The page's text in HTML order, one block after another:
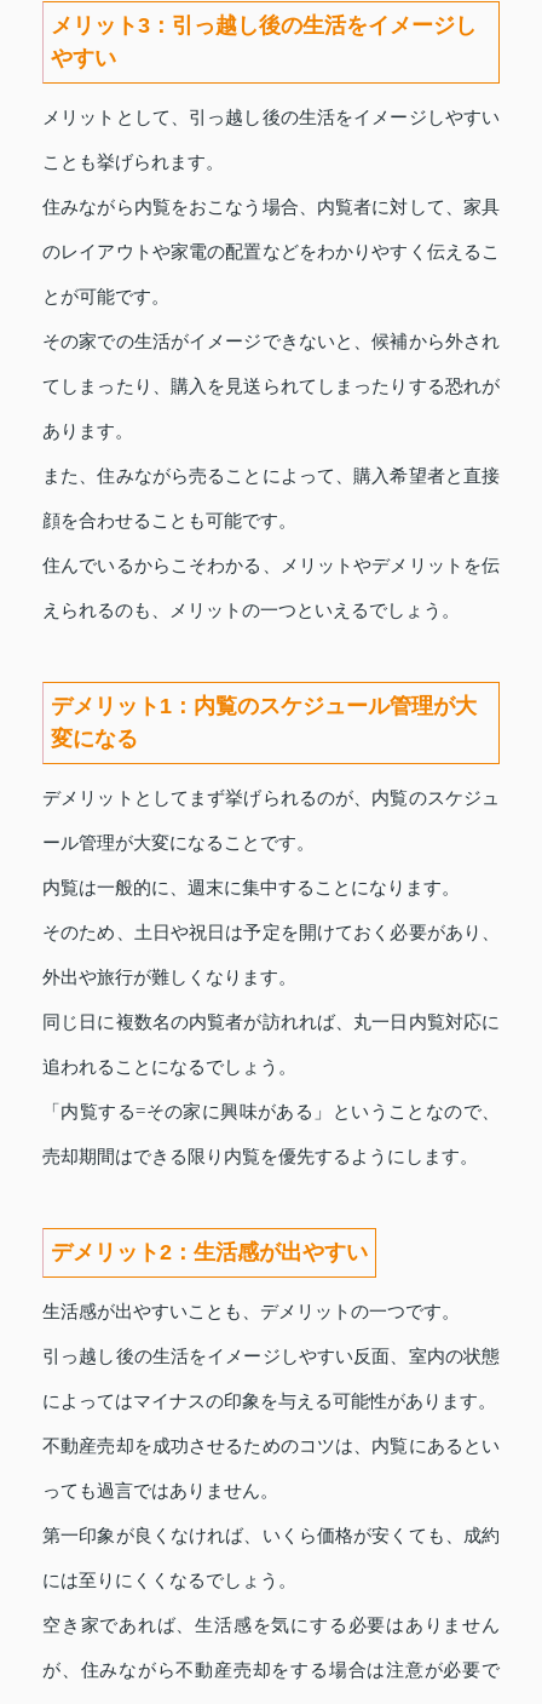
メリット3：引っ越し後の生活をイメージし
やすい
メリットとして、引っ越し後の生活をイメージしやすい
ことも挙げられます。
住みながら内覧をおこなう場合、内覧者に対して、家具
のレイアウトや家電の配置などをわかりやすく伝えるこ
とが可能です。
その家での生活がイメージできないと、候補から外され
てしまったり、購入を見送られてしまったりする恐れが
あります。
また、住みながら売ることによって、購入希望者と直接
顔を合わせることも可能です。
住んでいるからこそわかる、メリットやデメリットを伝
えられるのも、メリットの一つといえるでしょう。
デメリット1：内覧のスケジュール管理が大
変になる
デメリットとしてまず挙げられるのが、内覧のスケジュ
ール管理が大変になることです。
内覧は一般的に、週末に集中することになります。
そのため、土日や祝日は予定を開けておく必要があり、
外出や旅行が難しくなります。
同じ日に複数名の内覧者が訪れれば、丸一日内覧対応に
追われることになるでしょう。
「内覧する=その家に興味がある」ということなので、
売却期間はできる限り内覧を優先するようにします。
デメリット2：生活感が出やすい
生活感が出やすいことも、デメリットの一つです。
引っ越し後の生活をイメージしやすい反面、室内の状態
によってはマイナスの印象を与える可能性があります。
不動産売却を成功させるためのコツは、内覧にあるとい
っても過言ではありません。
第一印象が良くなければ、いくら価格が安くても、成約
には至りにくくなるでしょう。
空き家であれば、生活感を気にする必要はありません
が、住みながら不動産売却をする場合は注意が必要で